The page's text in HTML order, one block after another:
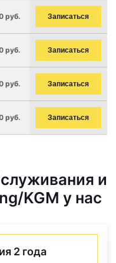
руб. Записаться
руб. Записаться
руб. Записаться
руб. Записаться
и
KGM у нас
2 года